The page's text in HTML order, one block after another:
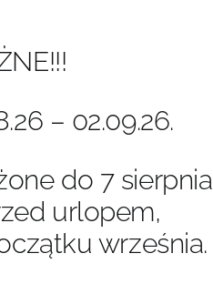
– 02.09.26.
do 7 sierpnia
urlopem,
września.